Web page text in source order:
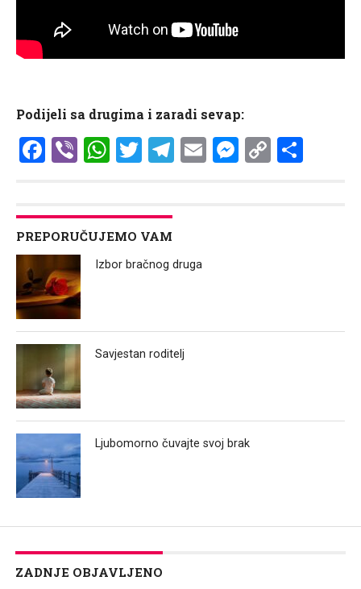
Podijeli sa drugima i zaradi sevap:
Facebook
ViberWhatsApp
Twitter
Telegram
EmailCopy
PREPORUČUJEMO VAM
Izbor bračnog druga
Savjestan roditelj
Ljubomorno čuvajte svoj brak
ZADNJE OBJAVLJENO